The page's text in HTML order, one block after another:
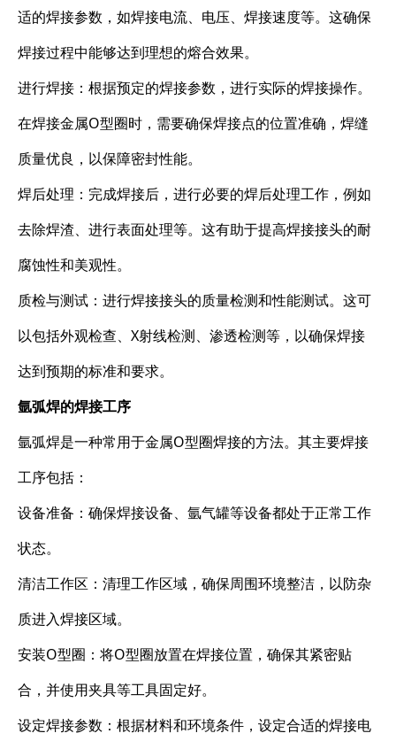
适的焊接参数，如焊接电流、电压、焊接速度等。这确保
焊接过程中能够达到理想的熔合效果。
进行焊接：根据预定的焊接参数，进行实际的焊接操作。
在焊接金属O型圈时，需要确保焊接点的位置准确，焊缝
质量优良，以保障密封性能。
焊后处理：完成焊接后，进行必要的焊后处理工作，例如
去除焊渣、进行表面处理等。这有助于提高焊接接头的耐
腐蚀性和美观性。
质检与测试：进行焊接接头的质量检测和性能测试。这可
以包括外观检查、X射线检测、渗透检测等，以确保焊接
达到预期的标准和要求。
氩弧焊的焊接工序
氩弧焊是一种常用于金属O型圈焊接的方法。其主要焊接
工序包括：
设备准备：确保焊接设备、氩气罐等设备都处于正常工作
状态。
清洁工作区：清理工作区域，确保周围环境整洁，以防杂
质进入焊接区域。
安装O型圈：将O型圈放置在焊接位置，确保其紧密贴
合，并使用夹具等工具固定好。
设定焊接参数：根据材料和环境条件，设定合适的焊接电